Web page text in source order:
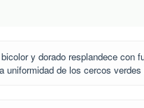
y dorado resplandece con
uniformidad de los cercos